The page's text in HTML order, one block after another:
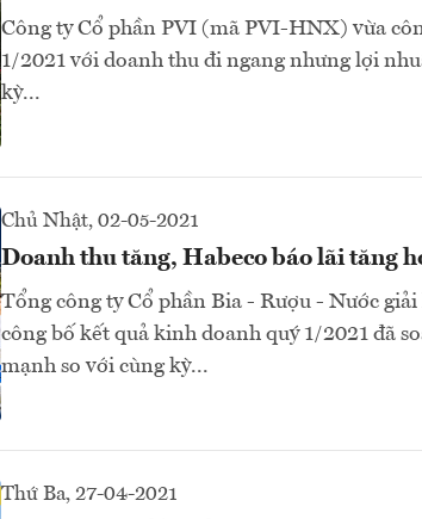
Công ty Cổ phần PVI (mã PVI-HNX) vừa
1/2021 với doanh thu đi ngang nhưng lợi
kỳ...
Chủ Nhật, 02-05-2021
Doanh thu tăng, Habeco báo lãi tăng
Tổng công ty Cổ phần Bia - Rượu - Nước
công bố kết quả kinh doanh quý 1/2021 đã
mạnh so với cùng kỳ...
Thứ Ba, 27-04-2021